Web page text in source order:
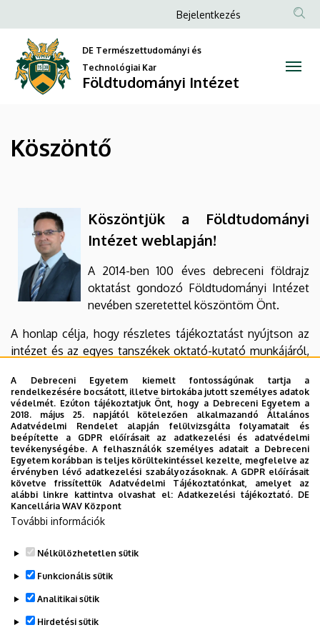
Földtudományi
Intézet
a
tartalomra
Anonim
fiók
menüje
Bejelentkezés
DE Természettudományi és
Technológiai Kar
Földtudományi Intézet
Köszöntő
Köszöntjük a Földtudományi
Intézet weblapján!
A 2014-ben 100 éves debreceni földrajz
oktatást gondozó Földtudományi Intézet
nevében szeretettel köszöntöm Önt.
A honlap célja, hogy részletes tájékoztatást nyújtson az
intézet és az egyes tanszékek oktató-kutató munkájáról,
"iskola" jobb megismeréséhez.
Tisztelettel:
Dr. Szabó Szilárd
intézetigazgató
Legutóbbi frissítés: 2023. 06. 08. 11:24
A Debreceni Egyetem kiemelt fontosságúnak tartja a
rendelkezésére bocsátott, illetve birtokába jutott személyes adatok
védelmét. Ezúton tájékoztatjuk Önt, hogy a Debreceni Egyetem a
2018. május 25. napjától kötelezően alkalmazandó Általános
Adatvédelmi Rendelet alapján felülvizsgálta folyamatait és
beépítette a GDPR előírásait az adatkezelési és adatvédelmi
tevékenységébe. A felhasználók személyes adatait a Debreceni
Egyetem korábban is teljes körültekintéssel kezelte, megfelelve az
érvényben lévő adatkezelési szabályozásoknak. A GDPR előírásait
követve frissítettük Adatvédelmi Tájékoztatónkat, amelyet az
alábbi linkre kattintva olvashat el:Adatkezelési tájékoztató. DE
Kancellária WAV Központ
További információk
Nélkülözhetetlen sütik
Funkcionális sütik
Analitikai sütik
Hirdetési sütik